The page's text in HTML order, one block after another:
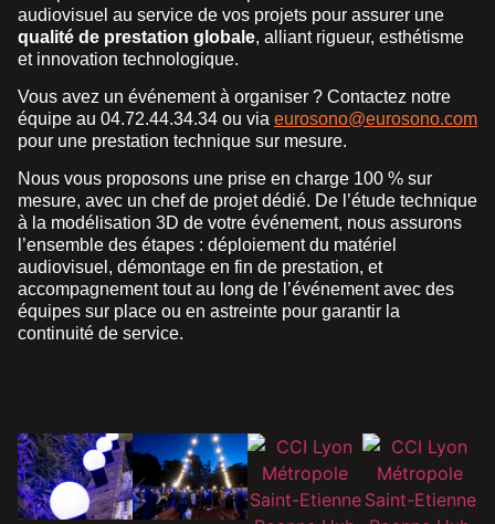
audiovisuel au service de vos projets pour assurer une
qualité de prestation globale, alliant rigueur, esthétisme
et innovation technologique.
Vous avez un événement à organiser ? Contactez notre
équipe au 04.72.44.34.34 ou via eurosono@eurosono.com
pour une prestation technique sur mesure.
Nous vous proposons une prise en charge 100 % sur
mesure, avec un chef de projet dédié. De l’étude technique
à la modélisation 3D de votre événement, nous assurons
l’ensemble des étapes : déploiement du matériel
audiovisuel, démontage en fin de prestation, et
accompagnement tout au long de l’événement avec des
équipes sur place ou en astreinte pour garantir la
continuité de service.